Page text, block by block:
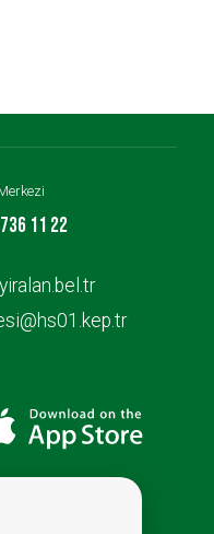
11 22